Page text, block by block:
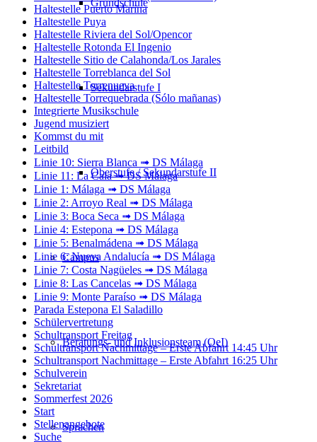
Grundschule
Sekundarstufe I
Oberstufe / Sekundarstufe II
Campus
Beratungs- und Inklusionsteam (OeI)
Sprachen
Haltestelle Puerto Marina
Haltestelle Puya
Haltestelle Riviera del Sol/Opencor
Haltestelle Rotonda El Ingenio
Haltestelle Sitio de Calahonda/Los Jarales
Haltestelle Torreblanca del Sol
Haltestelle Torrenueva
Haltestelle Torrequebrada (Sólo mañanas)
Integrierte Musikschule
Jugend musiziert
Kommst du mit
Leitbild
Linie 10: Sierra Blanca ➟ DS Málaga
Linie 11: La Cala ➟ DS Málaga
Linie 1: Málaga ➟ DS Málaga
Linie 2: Arroyo Real ➟ DS Málaga
Linie 3: Boca Seca ➟ DS Málaga
Linie 4: Estepona ➟ DS Málaga
Linie 5: Benalmádena ➟ DS Málaga
Linie 6: Nueva Andalucía ➟ DS Málaga
Linie 7: Costa Nagüeles ➟ DS Málaga
Linie 8: Las Cancelas ➟ DS Málaga
Linie 9: Monte Paraíso ➟ DS Málaga
Parada Estepona El Saladillo
Schülervertretung
Schultransport Freitag
Schultransport Nachmittage – Erste Abfahrt 14:45 Uhr
Schultransport Nachmittage – Erste Abfahrt 16:25 Uhr
Schulverein
Sekretariat
Sommerfest 2026
Start
Stellenangebote
Suche